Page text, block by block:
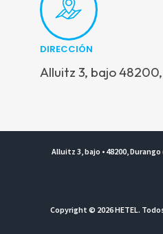
DIRECCIÓN
Alluitz 3, bajo
Alluitz 3, bajo • 48200, Durango
Copyright © 2026 HETEL.